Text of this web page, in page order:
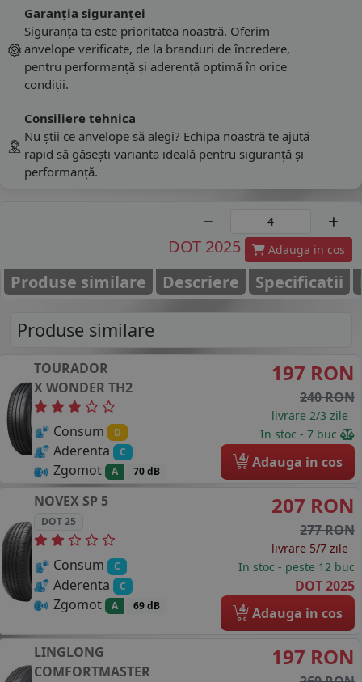
Garanția siguranței
Siguranța ta este prioritatea noastră. Oferim
anvelope verificate, de la branduri de încredere,
pentru performanță și aderență optimă în orice
condiții.
Consiliere tehnica
Nu știi ce anvelope să alegi? Echipa noastră te ajută
rapid să găsești varianta ideală pentru siguranță și
performanță.
DOT 2025 Adauga in cos
Produse similare Descriere Specificatii
Produse similare
TOURADOR
X WONDER TH2
Consum D
Aderenta C
Zgomot A 70 dB
197 RON
240 RON
livrare 2/3 zile
In stoc - 7 buc
4 Adauga in cos
NOVEX SP 5
DOT 25
Consum C
Aderenta C
Zgomot A 69 dB
207 RON
277 RON
livrare 5/7 zile
In stoc - peste 12 buc
DOT 2025
4 Adauga in cos
LINGLONG
COMFORTMASTER
197 RON